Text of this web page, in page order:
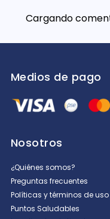
Cargando
Medios de pago
Nosotros
¿Quiénes somos?
Preguntas frecuentes
Políticas y términos de uso
Puntos Saludables